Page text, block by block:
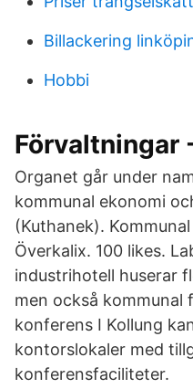
Billackering
Hobbi
Förvaltningar
Organet går under
kommunal ekonomi
(Kuthanek).
Överkalix. 100 likes.
industrihotell huserar
men också
konferens I Kollung
kontorslokaler med
konferensfaciliteter.